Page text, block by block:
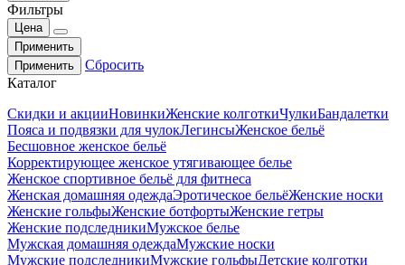
Фильтры
Цена
Применить
Применить
Сбросить
Каталог
Скидки и акцииНовинкиЖенские колготкиЧулкиБандалетки
Пояса и подвязки для чулокЛегинсыЖенское бельё
Бесшовное женское бельё
Корректирующее женское утягивающее белье
Женское спортивное бельё для фитнеса
Женская домашняя одеждаЭротическое бельёЖенские носки
Женские гольфыЖенские ботфортыЖенские гетры
Женские подследникиМужское белье
Мужская домашняя одеждаМужские носки
Мужские подследникиМужские гольфыДетские колготки